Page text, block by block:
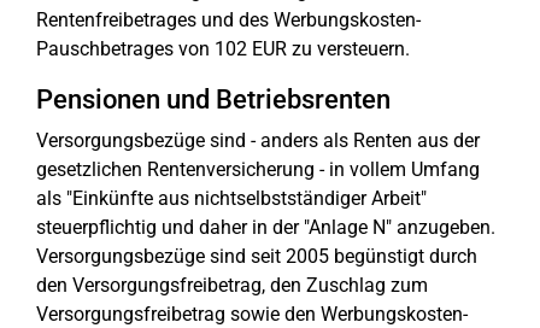
Rentenfreibetrages und des Werbungskosten-
Pauschbetrages von 102 EUR zu versteuern.
Pensionen und Betriebsrenten
Versorgungsbezüge sind - anders als Renten aus der
gesetzlichen Rentenversicherung - in vollem Umfang
als "Einkünfte aus nichtselbstständiger Arbeit"
steuerpflichtig und daher in der "Anlage N" anzugeben.
Versorgungsbezüge sind seit 2005 begünstigt durch
den Versorgungsfreibetrag, den Zuschlag zum
Versorgungsfreibetrag sowie den Werbungskosten-